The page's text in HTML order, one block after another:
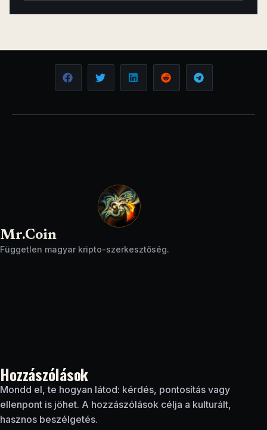
Mr.Coin
Független magyar kripto-szerkesztőség.
Hozzászólások
Mondd el, te hogyan látod: kérdés, pontosítás vagy
ellenpont is jöhet. A hozzászólások célja a kulturált,
hasznos beszélgetés.